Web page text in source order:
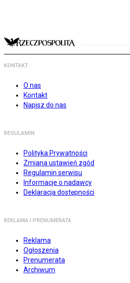
KONTAKT
O nas
Kontakt
Napisz do nas
REGULAMIN
Polityka Prywatności
Zmiana ustawień zgód
Regulamin serwisu
Informacje o nadawcy
Deklaracja dostępności
REKLAMA I PRENUMERATA
Reklama
Ogłoszenia
Prenumerata
Archiwum